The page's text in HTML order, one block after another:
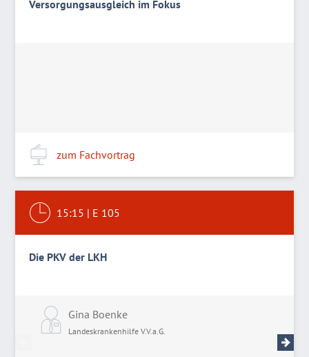
Versorgungsausgleich im Fokus
zum Fachvortrag
15:15 | E 105
Die PKV der LKH
Gina Boenke
Landeskrankenhilfe V.V.a.G.